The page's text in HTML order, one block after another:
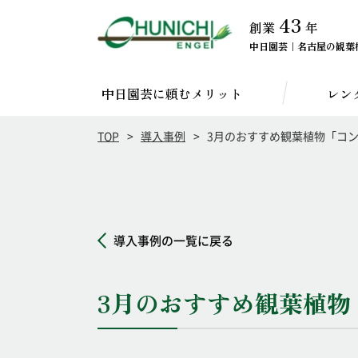
創業 43 年
中日園芸｜名古屋の観
中日園芸に頼むメリット レン
TOP 導入事例 3月のおすすめ観葉植物「コ
導入事例の一覧に戻る
3月のおすすめ観葉植